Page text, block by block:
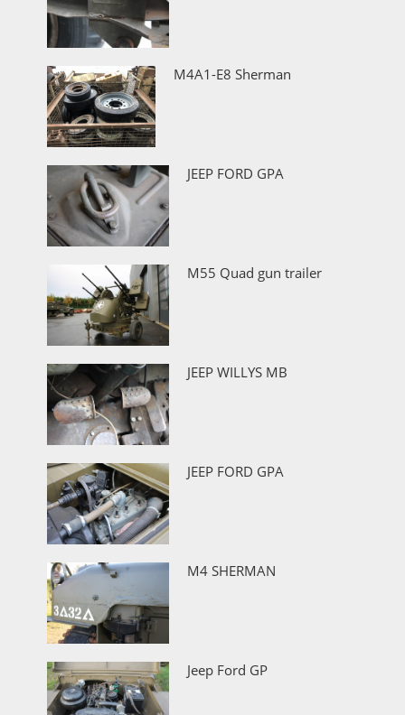
M4A1-E8 Sherman
JEEP FORD GPA
M55 Quad gun trailer
JEEP WILLYS MB
JEEP FORD GPA
M4 SHERMAN
Jeep Ford GP